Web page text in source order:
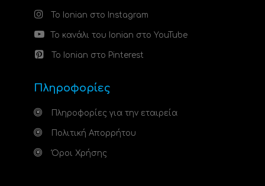
Το Ionian στο Instagram
Το κανάλι του Ionian στο YouTube
Το Ionian στο Pinterest
Πληροφορίες
Πληροφορίες για την εταιρεία
Πολιτική Απορρήτου
Όροι Χρήσης